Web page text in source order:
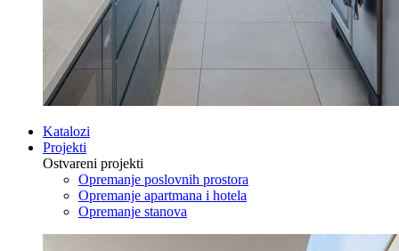
Katalozi
Projekti
Ostvareni projekti
Opremanje poslovnih prostora
Opremanje apartmana i hotela
Opremanje stanova